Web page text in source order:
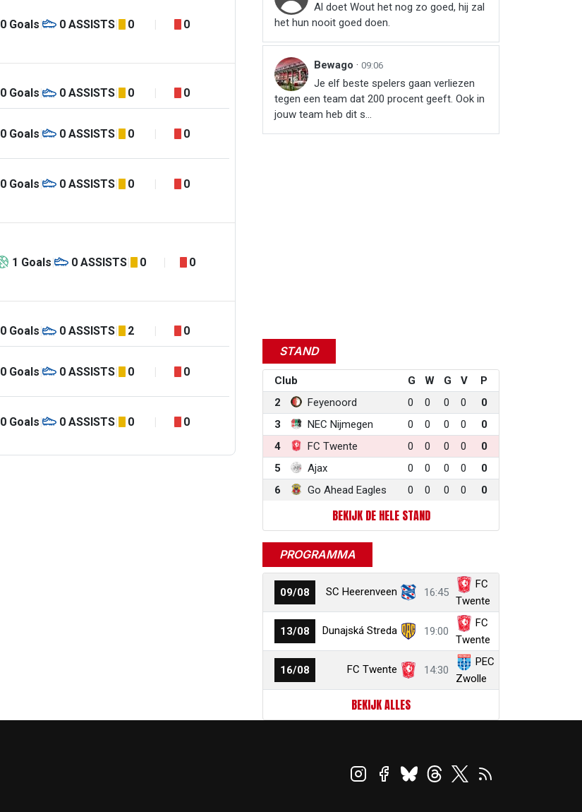
0 Goals 0 ASSISTS 0 0
0 Goals 0 ASSISTS 0 0
0 Goals 0 ASSISTS 0 0
0 Goals 0 ASSISTS 0 0
1 Goals 0 ASSISTS 0 0
0 Goals 0 ASSISTS 2 0
0 Goals 0 ASSISTS 0 0
0 Goals 0 ASSISTS 0 0
Al doet Wout het nog zo goed, hij zal
het hun nooit goed doen.
Bewago · 09:06
Je elf beste spelers gaan verliezen
tegen een team dat 200 procent geeft. Ook in
jouw team heb dit s...
STAND
Club G W G V
P
2
Feyenoord 0 0 0 0
0
3
NEC Nijmegen 0 0 0 0
0
4
FC Twente 0 0 0 0
0
5
Ajax 0 0 0 0
0
6
Go Ahead Eagles 0 0 0 0 0
BEKIJK DE HELE STAND
PROGRAMMA
09/08 SC Heerenveen 16:45
FC
Twente
13/08 Dunajská Streda 19:00
FC
Twente
16/08 FC Twente 14:30
PEC
Zwolle
BEKIJK ALLES